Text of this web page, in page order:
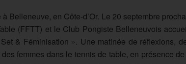
Belleneuve, en Côte-d’Or. Le 20 septembre
(FFTT) et le Club Pongiste Belleneuvois
& Féminisation ». Une matinée de réflexions,
femmes dans le tennis de table, en présence